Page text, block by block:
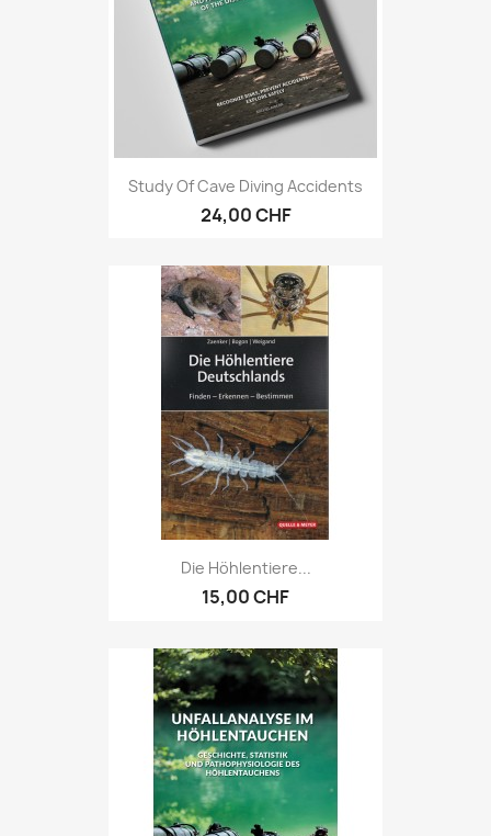
Study Of Cave Diving Accidents
24,00 CHF
Die Höhlentiere...
15,00 CHF